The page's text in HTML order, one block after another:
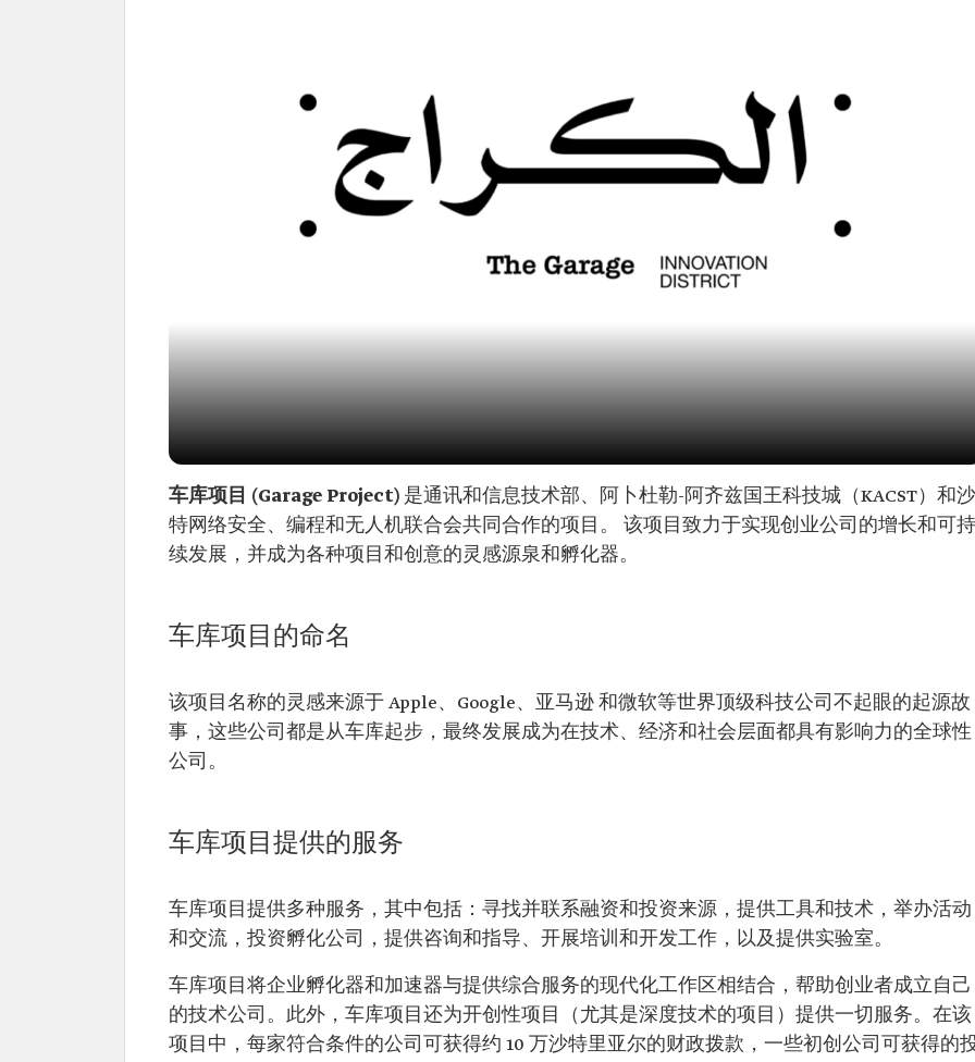
车库项目 (Garage Project) 是通讯和信息技术部、阿卜杜勒-阿齐兹国王科技城（KACST）和沙
特网络安全、编程和无人机联合会共同合作的项目。 该项目致力于实现创业公司的增长和可持
续发展，并成为各种项目和创意的灵感源泉和孵化器。
车库项目的命名
该项目名称的灵感来源于 Apple、Google、亚马逊 和微软等世界顶级科技公司不起眼的起源故
事，这些公司都是从车库起步，最终发展成为在技术、经济和社会层面都具有影响力的全球性
公司。
车库项目提供的服务
车库项目提供多种服务，其中包括：寻找并联系融资和投资来源，提供工具和技术，举办活动
和交流，投资孵化公司，提供咨询和指导、开展培训和开发工作，以及提供实验室。
车库项目将企业孵化器和加速器与提供综合服务的现代化工作区相结合，帮助创业者成立自己
的技术公司。此外，车库项目还为开创性项目（尤其是深度技术的项目）提供一切服务。在该
项目中，每家符合条件的公司可获得约 10 万沙特里亚尔的财政拨款，一些初创公司可获得的